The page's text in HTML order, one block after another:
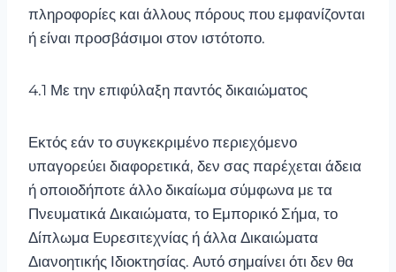
πληροφορίες και άλλους πόρους που εμφανίζονται
ή είναι προσβάσιμοι στον ιστότοπο.
4.1 Με την επιφύλαξη παντός δικαιώματος
Εκτός εάν το συγκεκριμένο περιεχόμενο
υπαγορεύει διαφορετικά, δεν σας παρέχεται άδεια
ή οποιοδήποτε άλλο δικαίωμα σύμφωνα με τα
Πνευματικά Δικαιώματα, το Εμπορικό Σήμα, το
Δίπλωμα Ευρεσιτεχνίας ή άλλα Δικαιώματα
Διανοητικής Ιδιοκτησίας. Αυτό σημαίνει ότι δεν θα